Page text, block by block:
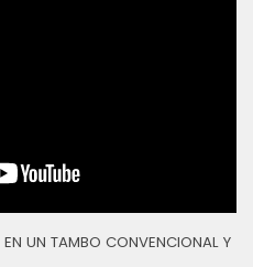
UN TAMBO CONVENCIONAL Y